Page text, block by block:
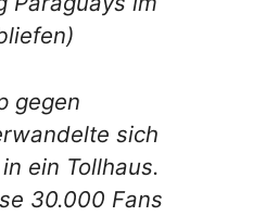
gegen
sich
ein Tollhaus.
30.000 Fans